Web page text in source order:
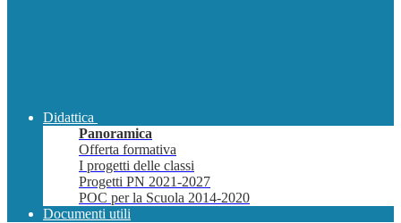
Didattica
Panoramica
Offerta formativa
I progetti delle classi
Progetti PN 2021-2027
POC per la Scuola 2014-2020
Documenti utili